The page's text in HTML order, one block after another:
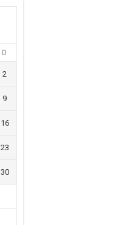
D
2
9
16
23
30